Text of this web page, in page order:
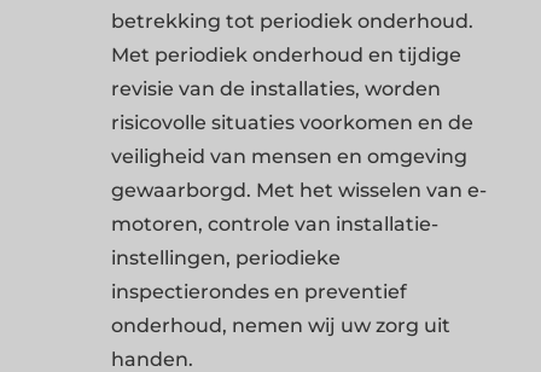
betrekking tot periodiek onderhoud.
Met periodiek onderhoud en tijdige
revisie van de installaties, worden
risicovolle situaties voorkomen en de
veiligheid van mensen en omgeving
gewaarborgd. Met het wisselen van e-
motoren, controle van installatie-
instellingen, periodieke
inspectierondes en preventief
onderhoud, nemen wij uw zorg uit
handen.